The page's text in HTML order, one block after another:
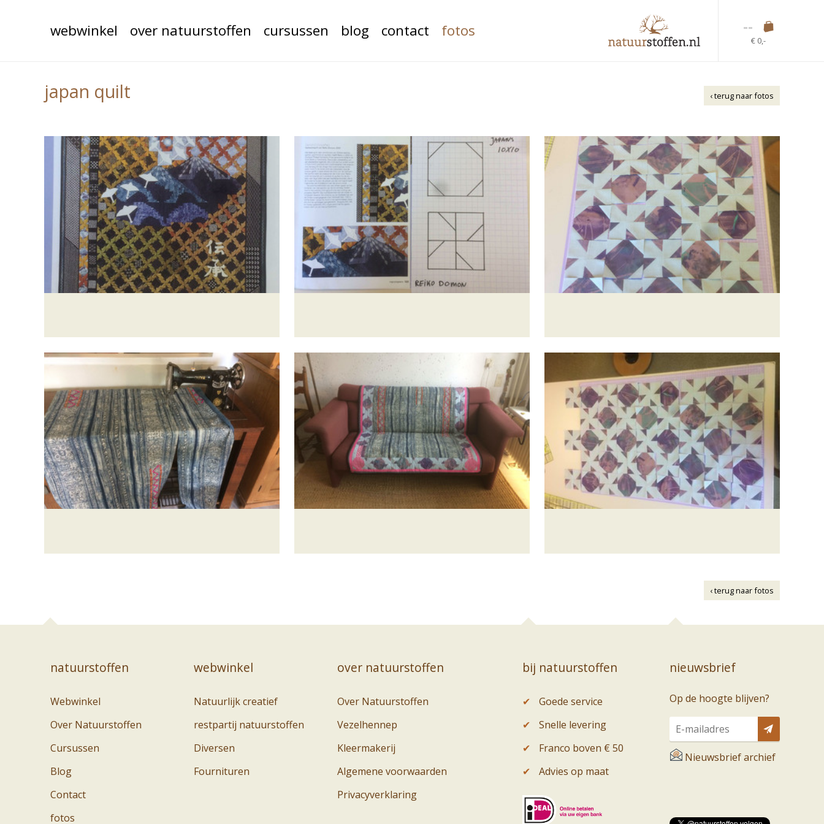
webwinkel over natuurstoffen cursussen blog contact fotos --
€ 0,-
‹ terug naar fotos
japan quilt
‹ terug naar fotos
natuurstoffen
Webwinkel
Over Natuurstoffen
Cursussen
Blog
Contact
fotos
webwinkel
Natuurlijk creatief
restpartij natuurstoffen
Diversen
Fournituren
over natuurstoffen
Over Natuurstoffen
Vezelhennep
Kleermakerij
Algemene voorwaarden
Privacyverklaring
bij natuurstoffen
✔
Goede service
✔
Snelle levering
✔
Franco boven € 50
✔
Advies op maat
nieuwsbrief
Op de hoogte blijven?
Nieuwsbrief archief